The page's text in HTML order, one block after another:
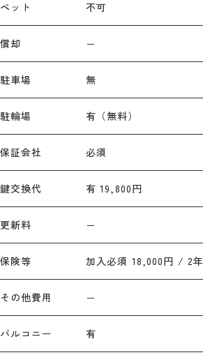
ペット 不可
償却 －
駐車場 無
駐輪場 有（無料）
保証会社 必須
鍵交換代 有 19,800円
更新料 －
保険等 加入必須 18,000円 / 2年
その他費用 －
バルコニー 有